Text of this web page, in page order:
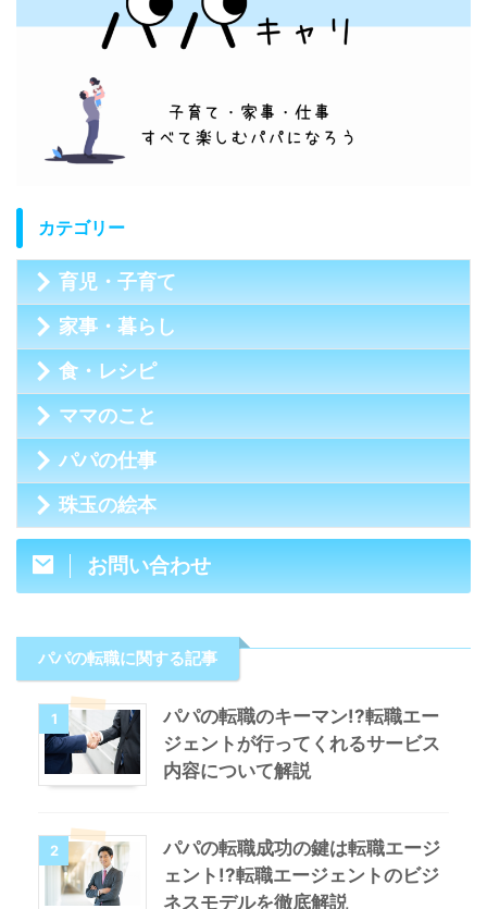
カテゴリー
育児・子育て
家事・暮らし
食・レシピ
ママのこと
パパの仕事
珠玉の絵本
お問い合わせ
パパの転職に関する記事
1
パパの転職のキーマン!?転職エー
ジェントが行ってくれるサービス
内容について解説
2
パパの転職成功の鍵は転職エージ
ェント!?転職エージェントのビジ
ネスモデルを徹底解説